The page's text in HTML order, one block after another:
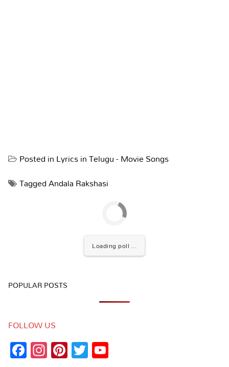
Posted inLyrics in Telugu - Movie Songs
TaggedAndala Rakshasi
Loading poll ...
POPULAR POSTS
FOLLOW US
Facebook
Instagram
Pinterest
Twitter